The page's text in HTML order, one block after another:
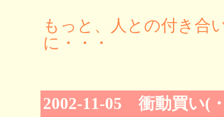
もっと、人との付き合
に・・・
2002-11-05 衝動買い(